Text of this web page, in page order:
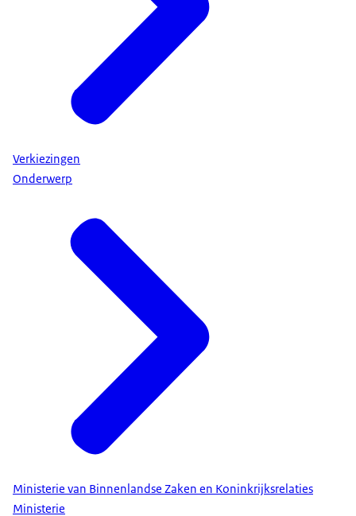
Verkiezingen
Onderwerp
Ministerie van Binnenlandse Zaken en Koninkrijksrelaties
Ministerie